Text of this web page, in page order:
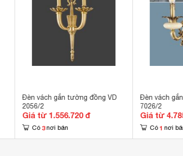
Đèn vách gắn tường đồng VD
2056/2
Giá từ 1.556.720 đ
Có 3 nơi bán
Đèn vách
7026/2
Giá từ
Có 1 nơi